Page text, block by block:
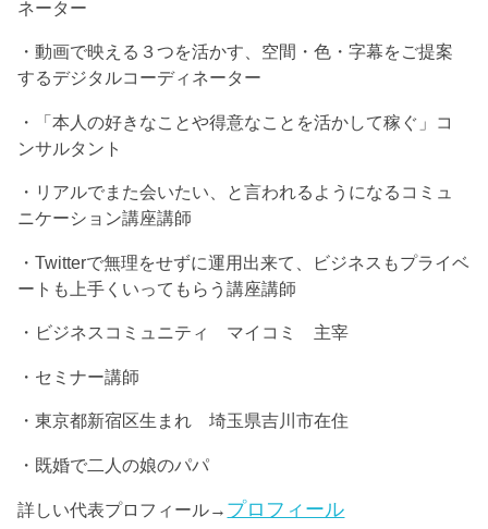
ネーター
・動画で映える３つを活かす、空間・色・字幕をご提案
するデジタルコーディネーター
・「本人の好きなことや得意なことを活かして稼ぐ」コ
ンサルタント
・リアルでまた会いたい、と言われるようになるコミュ
ニケーション講座講師
・Twitterで無理をせずに運用出来て、ビジネスもプライベ
ートも上手くいってもらう講座講師
・ビジネスコミュニティ マイコミ 主宰
・セミナー講師
・東京都新宿区生まれ 埼玉県吉川市在住
・既婚で二人の娘のパパ
詳しい代表プロフィール→ プロフィール